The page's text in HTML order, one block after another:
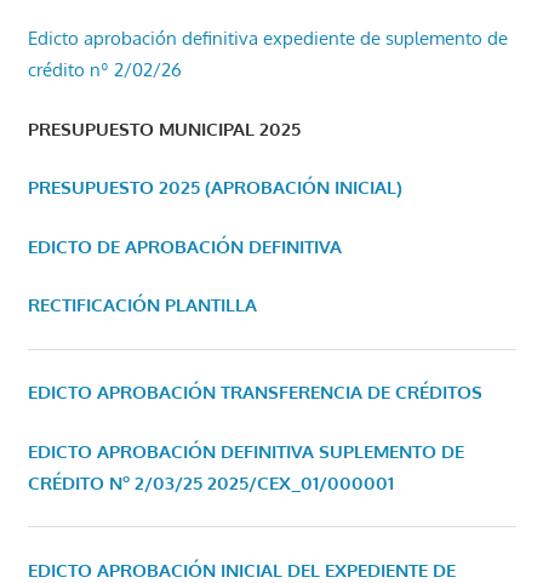
Edicto aprobación definitiva expediente de suplemento de
crédito nº 2/02/26
PRESUPUESTO MUNICIPAL 2025
PRESUPUESTO 2025 (APROBACIÓN INICIAL)
EDICTO DE APROBACIÓN DEFINITIVA
RECTIFICACIÓN PLANTILLA
EDICTO APROBACIÓN TRANSFERENCIA DE CRÉDITOS
EDICTO APROBACIÓN DEFINITIVA SUPLEMENTO DE
CRÉDITO Nº 2/03/25 2025/CEX_01/000001
EDICTO APROBACIÓN INICIAL DEL EXPEDIENTE DE